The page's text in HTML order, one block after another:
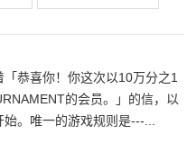
恭喜你！你这次以10万分之1
的会员。」的信，以
。唯一的游戏规则是---...